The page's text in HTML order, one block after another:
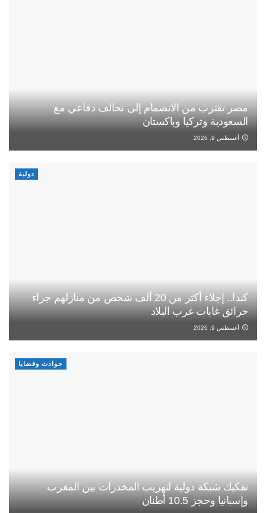
مصر تقترب من الانضمام إلى تحالف دفاعي مع
السعودية وتركيا وباكستان
أغسطس 9, 2026
دولية
كندا.. إجلاء أكثر من 20 ألف شخص من منازلهم جراء
حرائق غابات غرب البلاد
أغسطس 9, 2026
حوادث وقضايا
تفكيك شبكة دولية لتهريب المخدرات بين المغرب
وإسبانيا وحجز 10.5 أطنان